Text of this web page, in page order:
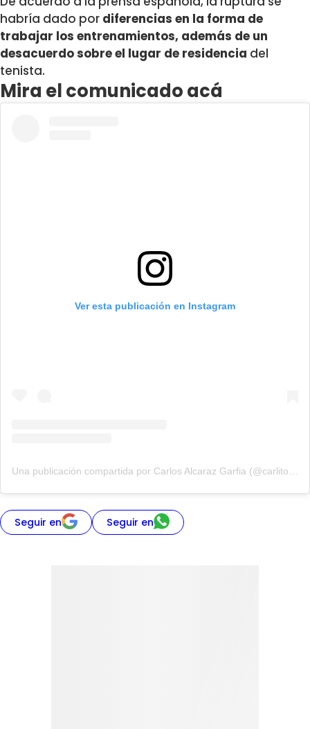
habría dado por diferencias en la forma de
trabajar los entrenamientos, además de un
desacuerdo sobre el lugar de residencia del
tenista.
Mira el comunicado acá
Ver esta publicación en Instagram
Una publicación compartida por Carlos Alcaraz Garfia (@carlitosalcarazz)
Seguir en Seguir en